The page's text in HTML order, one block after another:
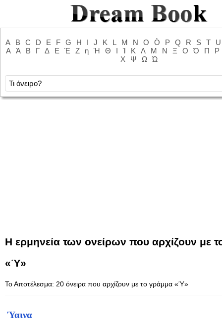
A B C D E F G H I J K L M N O Ò P Q R S T
U
Α
Ά Β Γ Δ Ε Έ Ζ η Ή Θ Ι Ί Κ Λ Μ Ν Ξ Ο Ό Π
Ρ
Χ
Ψ Ω Ώ
Η ερμηνεία των ονείρων που αρχίζουν με
«Ύ»
Το Αποτέλεσμα: 20 όνειρα που αρχίζουν με το γράμμα «Ύ»
Ύαινα